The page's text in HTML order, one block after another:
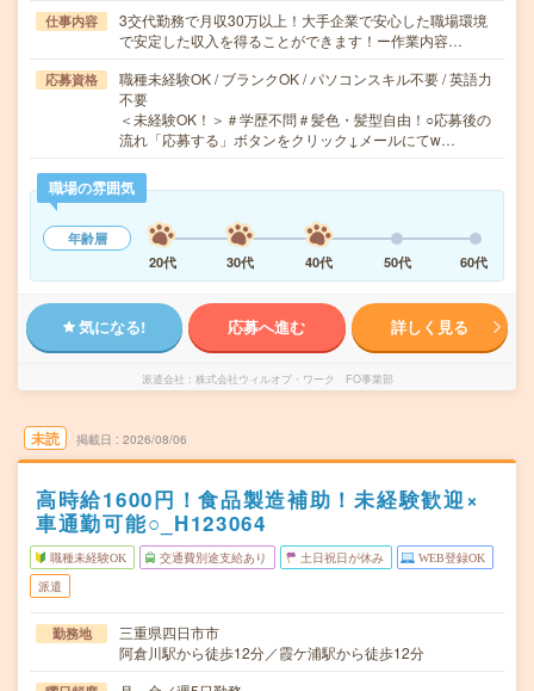
仕事内容
3交代勤務で月収30万以上！大手企業で安心した職場環境
で安定した収入を得ることができます！ー作業内容…
応募資格
職種未経験OK / ブランクOK / パソコンスキル不要 / 英語力
不要
＜未経験OK！＞＃学歴不問＃髪色・髪型自由！○応募後の
流れ「応募する」ボタンをクリック↓メールにてw…
職場の雰囲気
年齢層
20代
30代 40代 50代 60代
気になる! 応募へ進む 詳しく見る
派遣会社 株式会社ウィルオブ・ワーク FO事業部
未読 掲載日 2026/08/06
高時給1600円！食品製造補助！未経験歓迎×
車通勤可能○_H123064
職種未経験OK 交通費別途支給あり 土日祝日が休み WEB登録OK
派遣
勤務地
三重県四日市市
阿倉川駅から徒歩12分／霞ケ浦駅から徒歩12分